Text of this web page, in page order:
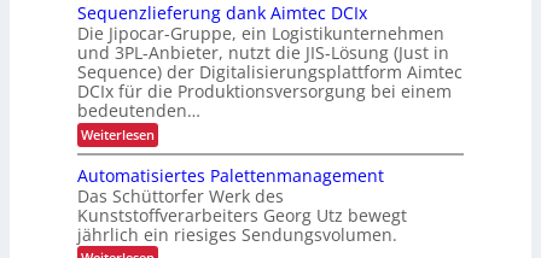
r
b
e
t
r
i
e
b
l
i
c
-
P
r
o
j
e
k
t
i
o
n
t
z
t
e
r
h
ä
l
t
l
i
ü
r
k
u
r
z
f
r
i
s
t
:
A
u
s
g
e
d
i
e
t
e
E
-
Z
c
h
n
e
l
l
e
r
e
P
r
o
z
e
s
Sequenzlieferung dank Aimtec DCIx
Die Jipocar-Gruppe, ein Logistikunternehmen
und 3PL-Anbieter, nutzt die JIS-Lösung (Just in
Sequence) der Digitalisierungsplattform Aimtec
DCIx für die Produktionsversorgung bei einem
bedeutenden…
Weiterlesen:
S
q
u
e
n
z
Automatisiertes Palettenmanagement
Das Schüttorfer Werk des
Kunststoffverarbeiters Georg Utz bewegt
jährlich ein riesiges Sendungsvolumen.